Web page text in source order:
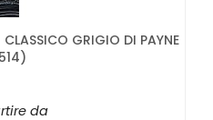
GRIGIO DI PAYNE
da